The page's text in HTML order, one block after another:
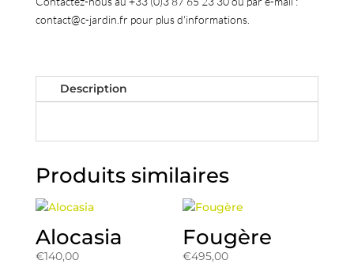
contact@c-jardin.fr pour plus d'informations.
Description
Produits similaires
Alocasia
€140,00
Fougère
€495,00